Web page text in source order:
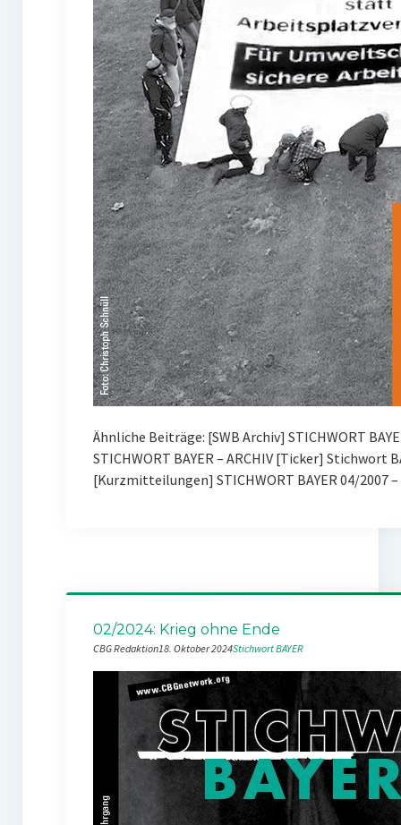
Ähnliche Beiträge: [SWB Archiv] STICHWORT
STICHWORT BAYER – ARCHIV [Ticker] Stichwort
[Kurzmitteilungen] STICHWORT BAYER 04/2007
02/2024: Krieg ohne Ende
CBG Redaktion18. Oktober 2024Stichwort BAYER